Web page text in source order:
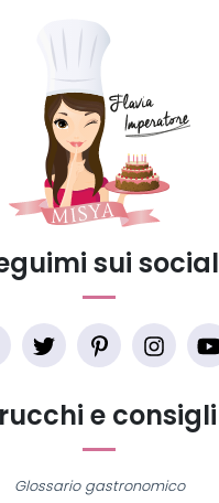
e consigli
Glossario gastronomico
sui social